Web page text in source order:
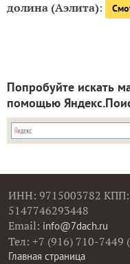
долина (Аэлита):
Попробуйте искать
помощью
ИНН: 9715003782
5147746293448
Email: info@7dach.ru
Тел: +7 (916) 710-7449
Главная страница